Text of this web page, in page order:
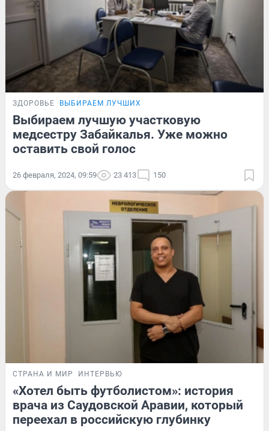
ЗДОРОВЬЕ ВЫБИРАЕМ ЛУЧШИХ
Выбираем лучшую участковую
медсестру Забайкалья. Уже можно
оставить свой голос
26 февраля, 2024, 09:59 23 413 150
СТРАНА И МИР ИНТЕРВЬЮ
«Хотел быть футболистом»: история
врача из Саудовской Аравии, который
переехал в российскую глубинку